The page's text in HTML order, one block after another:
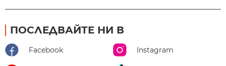
ПОСЛЕДВАЙТЕ НИ В
Facebook Instagram